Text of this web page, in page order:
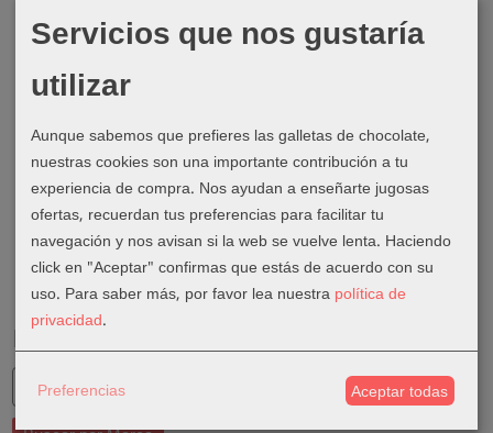
Servicios que nos gustaría
utilizar
Aunque sabemos que prefieres las galletas de chocolate,
nuestras cookies son una importante contribución a tu
experiencia de compra. Nos ayudan a enseñarte jugosas
ofertas, recuerdan tus preferencias para facilitar tu
navegación y nos avisan si la web se vuelve lenta. Haciendo
click en "Aceptar" confirmas que estás de acuerdo con su
uso. Para saber más, por favor lea nuestra política de
privacidad.
Preferencias Aceptar todas